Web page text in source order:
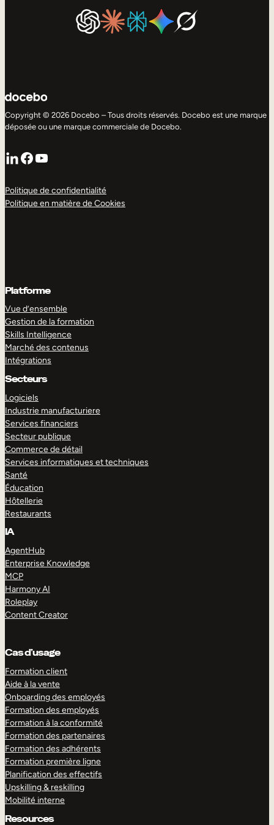
Copyright © 2026 Docebo – Tous droits réservés. Docebo est une marque
déposée ou une marque commerciale de Docebo.
LinkedIn
Facebook
YouTube
Politique de confidentialité
Politique en matière de Cookies
Platforme
Vue d’ensemble
Gestion de la formation
Skills Intelligence
Marché des contenus
Intégrations
Secteurs
Logiciels
Industrie manufacturiere
Services financiers
Secteur publique
Commerce de détail
Services informatiques et techniques
Santé
Éducation
Hôtellerie
Restaurants
IA
AgentHub
Enterprise Knowledge
MCP
Harmony AI
Roleplay
Content Creator
Cas d’usage
Formation client
Aide à la vente
Onboarding des employés
Formation des employés
Formation à la conformité
Formation des partenaires
Formation des adhérents
Formation première ligne
Planification des effectifs
Upskilling & reskilling
Mobilité interne
Resources